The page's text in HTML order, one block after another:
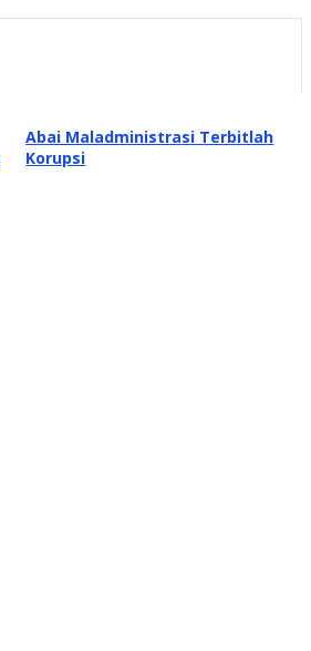
Abai Maladministrasi Terbitlah
Korupsi